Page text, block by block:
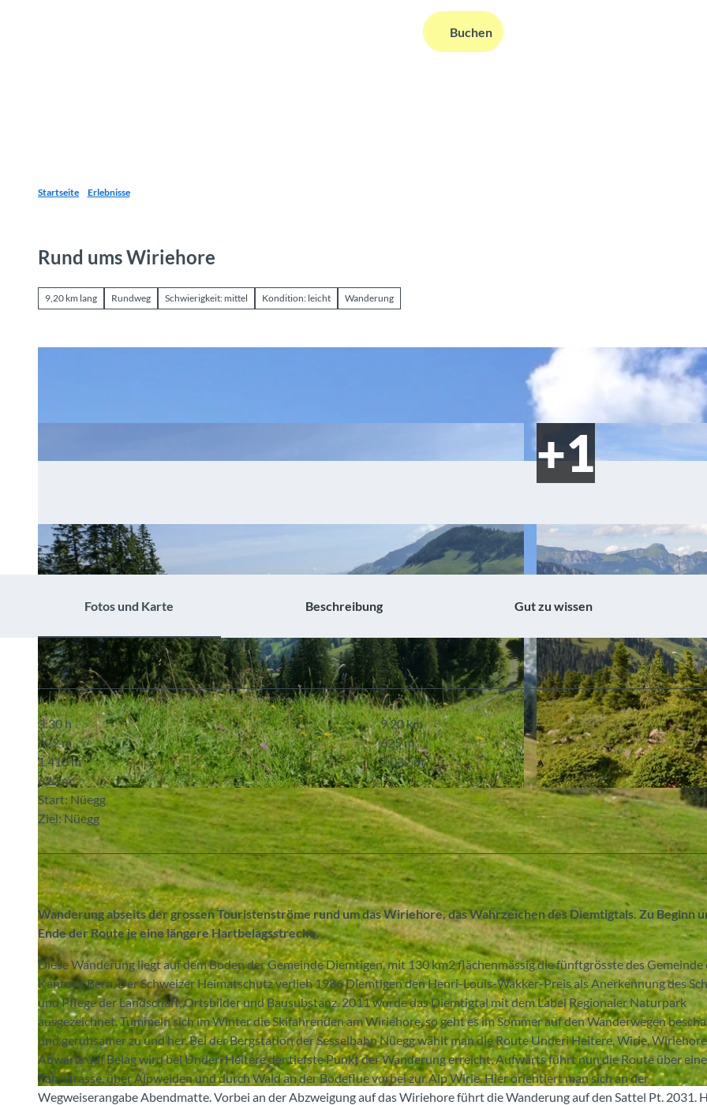
Informationen
Suche Buchen
Startseite Erlebnisse
Rund ums Wiriehore
9,20 km lang Rundweg Schwierigkeit: mittel Kondition: leicht Wanderung
© Naturpark Diemtigtal
© Berne Rando, Berner Wanderwege © Naturpark Diemtigtal
Fotos und Karte Beschreibung Gut zu wissen
3:30 h
9,20 km
622 m
625 m
1.410 m
2.032 m
622 m
Start: Nüegg
Ziel: Nüegg
Wanderung abseits der grossen Touristenströme rund um das Wiriehore, das Wahrzeichen des Diemtigtals. Zu Beginn
Ende der Route je eine längere Hartbelagsstrecke.
Diese Wanderung liegt auf dem Boden der Gemeinde Diemtigen, mit 130 km2 flächenmässig die fünftgrösste des Gemeinde
Kantons Bern. Der Schweizer Heimatschutz verlieh 1986 Diemtigen den Henri-Louis-Wakker-Preis als Anerkennung des
und Pflege der Landschaft, Ortsbilder und Bausubstanz. 2011 wurde das Diemtigtal mit dem Label Regionaler Naturpark
ausgezeichnet. Tummeln sich im Winter die Skifahrenden am Wiriehore, so geht es im Sommer auf den Wanderwegen
und geruhsamer zu und her. Bei der Bergstation der Sesselbahn Nüegg wählt man die Route Underi Heitere, Wirie,
Abwärts auf Belag wird bei Underi Heitere der tiefste Punkt der Wanderung erreicht. Aufwärts führt nun die Route über eine
Fahrstrasse, über Alpweiden und durch Wald an der Bodeflue vorbei zur Alp Wirie. Hier orientiert man sich an der
Wegweiserangabe Abendmatte. Vorbei an der Abzweigung auf das Wiriehore führt die Wanderung auf den Sattel Pt. 2031.